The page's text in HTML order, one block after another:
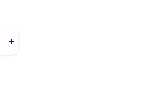
Bad Cat Amps